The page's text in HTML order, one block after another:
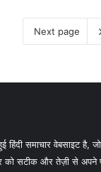
Next page
समाचार वेबसाइट है, जो
को सटीक और तेज़ी से अपने